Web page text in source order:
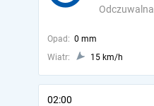
Odczuwalna
Opad: 0 mm
Wiatr:
15 km/h
02:00